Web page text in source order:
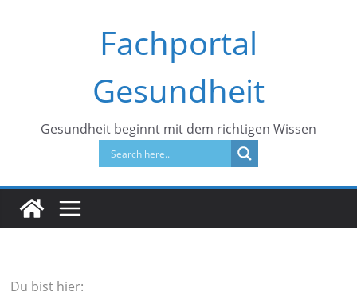
Fachportal
Gesundheit
Gesundheit beginnt mit dem richtigen Wissen
Du bist hier: